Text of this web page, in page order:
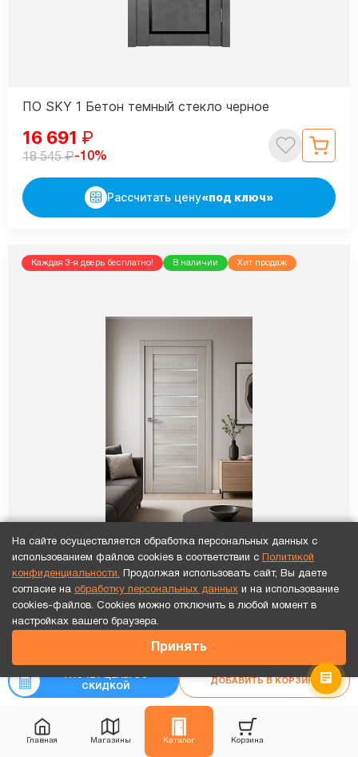
Главная Магазины Каталог Корзина
Точный расчет за 10 минут по СМС или телефону!
РАСЧЕТ ЦЕНЫ СО
СКИДКОЙ
ДОБАВИТЬ В КОРЗИНУ
ПО SKY 1 Бетон темный стекло черное
16 691 ₽
18 545₽-10%
Рассчитать цену«под ключ»
Каждая 3-я дверь бесплатно! В наличии Хит продаж
ПО QuLine 1-5 Ривьера
8 186₽
9 095 ₽ -10%
Рассчитать цену «под ключ»
На сайте осуществляется обработка персональных данных с
использованием файлов cookies в соответствии с
Политикой
конфиденциальности. Продолжая использовать сайт, Вы даете
согласие на обработку персональных данных и на использование
cookies-файлов. Cookies можно отключить в любой момент в
настройках вашего браузера.
Принять